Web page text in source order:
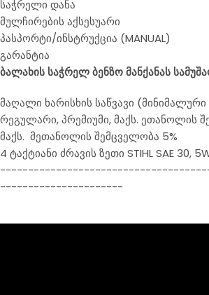
საჭრელი დანა
მულჩირების აქსესუარი
პასპორტი/ინსტრუქცია (MANUAL)
გარანტია
ბალახის საჭრელ ბენზო მანქანას
მაღალი ხარისხის საწვავი
რეგულარი, პრემიუმი, მაქს. ეთანოლის
მაქს. მეთანოლის შემცველობა 5%
4 ტაქტიანი ძრავის ზეთი STIHL SAE 30,
----------------------